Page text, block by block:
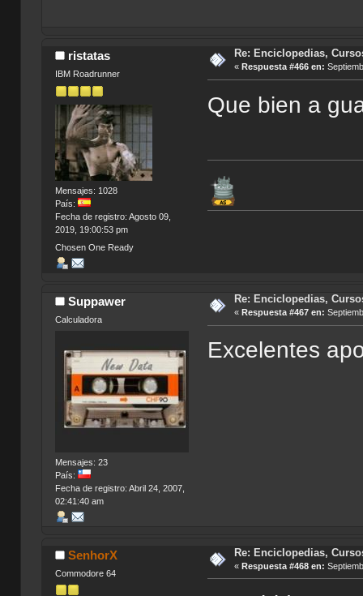
ristatas
IBM Roadrunner
Mensajes: 1028
País:
Fecha de registro: Agosto 09,
2019, 19:00:53 pm
Chosen One Ready
Re: Enciclopedias,
« Respuesta #466 en:
Que bien a
Suppawer
Calculadora
Mensajes: 23
País:
Fecha de registro: Abril 24, 2007,
02:41:40 am
Re: Enciclopedias,
« Respuesta #467 en:
Excelentes
SenhorX
Commodore 64
Re: Enciclopedias,
« Respuesta #468 en: